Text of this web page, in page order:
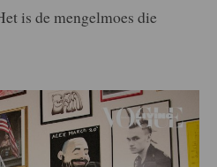
is de mengelmoes die